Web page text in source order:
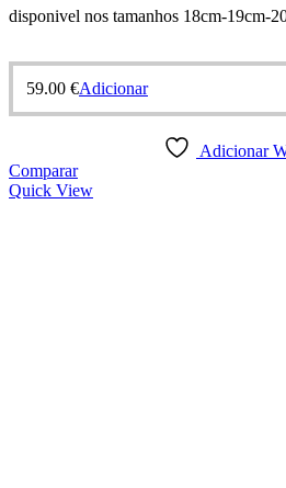
disponivel nos tamanhos 18cm-19cm-
59.00 €Adicionar
Adicionar
Comparar
Quick View